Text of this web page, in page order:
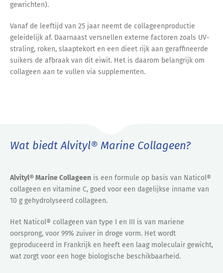
gewrichten).
Vanaf de leeftijd van 25 jaar neemt de collageenproductie
geleidelijk af. Daarnaast versnellen externe factoren zoals UV-
straling, roken, slaaptekort en een dieet rijk aan geraffineerde
suikers de afbraak van dit eiwit. Het is daarom belangrijk om
collageen aan te vullen via supplementen.
Wat biedt Alvityl® Marine Collageen?
Alvityl® Marine Collageen is een formule op basis van Naticol®
collageen en vitamine C, goed voor een dagelijkse inname van
10 g gehydrolyseerd collageen.
Het Naticol® collageen van type I en III is van mariene
oorsprong, voor 99% zuiver in droge vorm. Het wordt
geproduceerd in Frankrijk en heeft een laag moleculair gewicht,
wat zorgt voor een hoge biologische beschikbaarheid.